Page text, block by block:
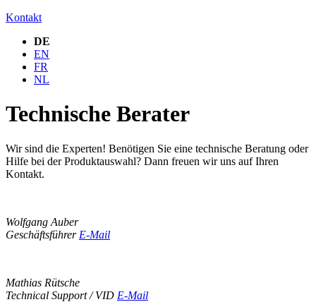
Kontakt
DE
EN
FR
NL
Technische Berater
Wir sind die Experten! Benötigen Sie eine technische Beratung oder
Hilfe bei der Produktauswahl? Dann freuen wir uns auf Ihren
Kontakt.
Wolfgang Auber
Geschäftsführer E-Mail
Mathias Rütsche
Technical Support / VID E-Mail